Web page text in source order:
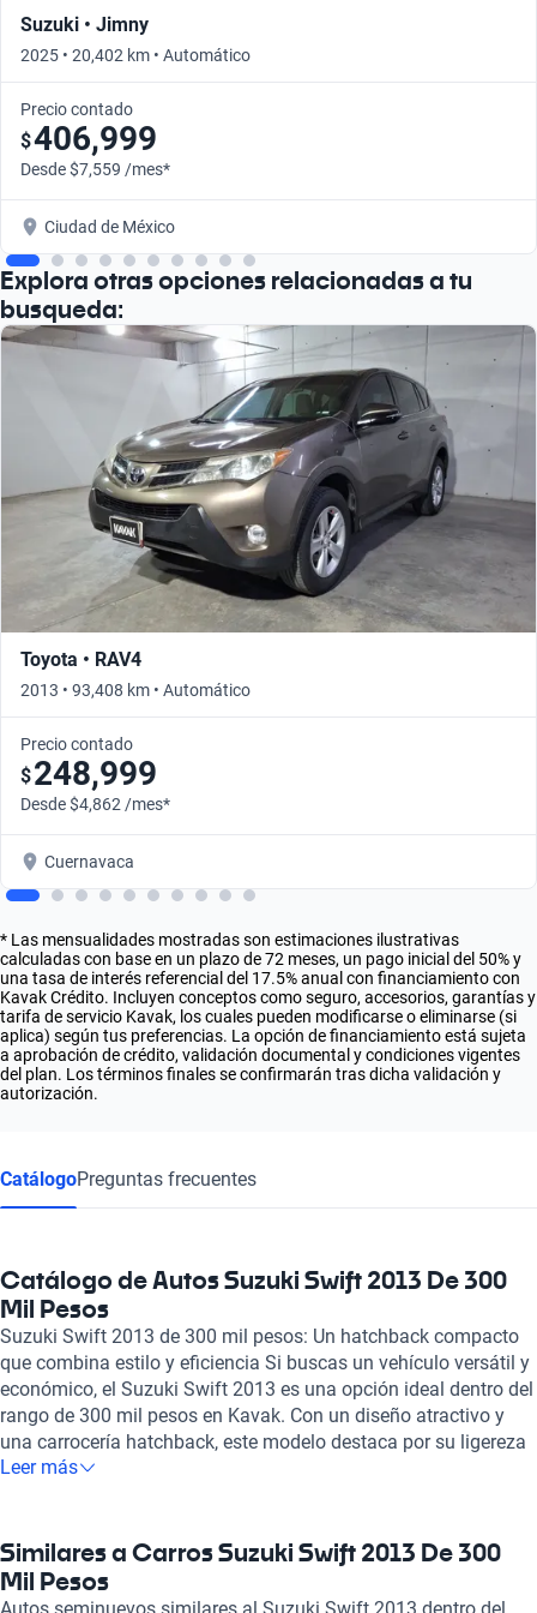
Suzuki • Jimny
2025 • 20,402 km • Automático
Precio contado
$406,999
Desde $7,559 /mes*
Ciudad de México
Explora otras opciones relacionadas a tu
busqueda:
Toyota • RAV4
2013 • 93,408 km • Automático
Precio contado
$248,999
Desde $4,862 /mes*
Cuernavaca
* Las mensualidades mostradas son estimaciones ilustrativas
calculadas con base en un plazo de 72 meses, un pago inicial del 50% y
una tasa de interés referencial del 17.5% anual con financiamiento con
Kavak Crédito. Incluyen conceptos como seguro, accesorios, garantías y
tarifa de servicio Kavak, los cuales pueden modificarse o eliminarse (si
aplica) según tus preferencias. La opción de financiamiento está sujeta
a aprobación de crédito, validación documental y condiciones vigentes
del plan. Los términos finales se confirmarán tras dicha validación y
autorización.
CatálogoPreguntas frecuentes
Catálogo de Autos Suzuki Swift 2013 De 300
Mil Pesos
Suzuki Swift 2013 de 300 mil pesos: Un hatchback compacto
que combina estilo y eficiencia Si buscas un vehículo versátil y
económico, el Suzuki Swift 2013 es una opción ideal dentro del
rango de 300 mil pesos en Kavak. Con un diseño atractivo y
una carrocería hatchback, este modelo destaca por su ligereza
y agilidad en el manejo, haciéndolo perfecto para la ciudad. Su
aceleración de 0 a 100 km/h en tan solo 10 segundos. Este
rendimiento, combinado con su velocidad máxima de 175
km/h, lo convierte en un vehículo dinámico y divertido de
Leer más
Similares a Carros Suzuki Swift 2013 De 300
Mil Pesos